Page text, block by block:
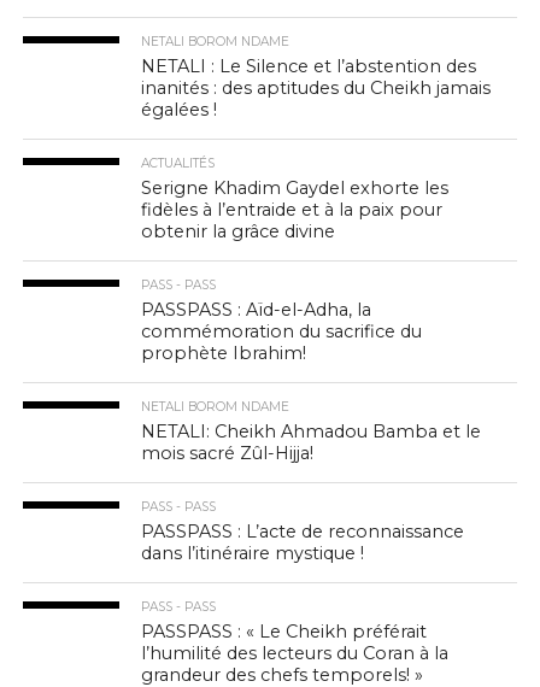
NETALI BOROM NDAME
NETALI : Le Silence et l’abstention des
inanités : des aptitudes du Cheikh jamais
égalées !
ACTUALITÉS
Serigne Khadim Gaydel exhorte les
fidèles à l’entraide et à la paix pour
obtenir la grâce divine
PASS - PASS
PASSPASS : Aïd-el-Adha, la
commémoration du sacrifice du
prophète Ibrahim!
NETALI BOROM NDAME
NETALI: Cheikh Ahmadou Bamba et le
mois sacré Zûl-Hijja!
PASS - PASS
PASSPASS : L’acte de reconnaissance
dans l’itinéraire mystique !
PASS - PASS
PASSPASS : « Le Cheikh préférait
l’humilité des lecteurs du Coran à la
grandeur des chefs temporels! »